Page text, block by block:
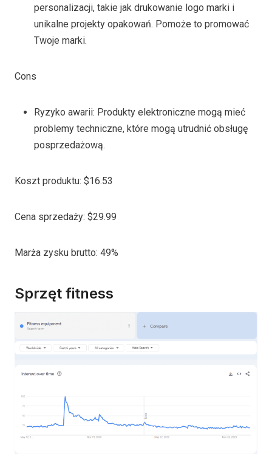
personalizacji, takie jak drukowanie logo marki i
unikalne projekty opakowań. Pomoże to promować
Twoje marki.
Cons
Ryzyko awarii: Produkty elektroniczne mogą mieć
problemy techniczne, które mogą utrudnić obsługę
posprzedażową.
Koszt produktu: $16.53
Cena sprzedaży: $29.99
Marża zysku brutto: 49%
Sprzęt fitness